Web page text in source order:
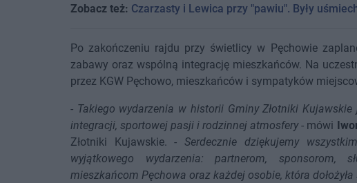
Zobacz też: Czarzasty i Lewica przy "pawiu". Były
Po zakończeniu rajdu przy świetlicy w Pęchowie
zabawy oraz wspólną integrację mieszkańców. Na
przez KGW Pęchowo, mieszkańców i sympatyków
- Takiego wydarzenia w historii Gminy Złotniki Kujawskie
integracji, sportowej pasji i rodzinnej atmosfery- mówi
Złotniki Kujawskie. -Serdecznie dziękujemy
wyjątkowego wydarzenia: partnerom, sponsorom,
mieszkańcom Pęchowa oraz każdej osobie, która